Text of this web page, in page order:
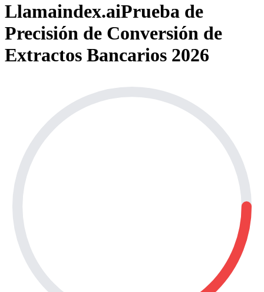
Llamaindex.aiPrueba de
Precisión de Conversión de
Extractos Bancarios 2026